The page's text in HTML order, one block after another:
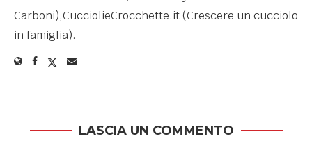
Carboni),CucciolieCrocchette.it (Crescere un cucciolo
in famiglia).
LASCIA UN COMMENTO